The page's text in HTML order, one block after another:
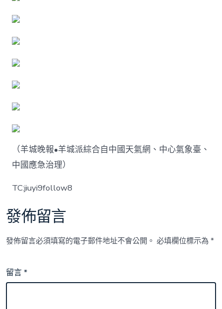
（羊城晚報•羊城派綜合自中國天氣網、中心氣象臺、
中國應急治理）
TC:jiuyi9follow8
發佈留言
發佈留言必須填寫的電子郵件地址不會公開。 必填欄位標示為*
留言*